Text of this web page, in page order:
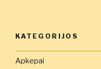
KATEGORIJOS
Apkepai